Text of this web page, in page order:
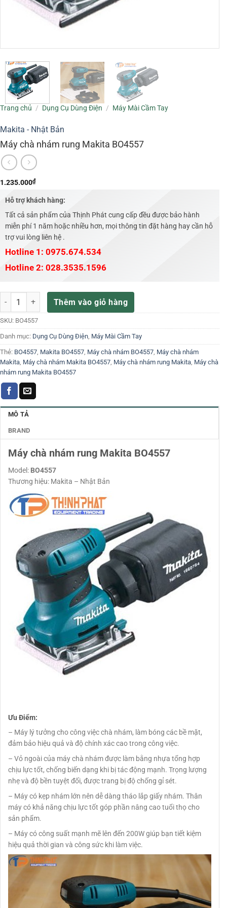
Trang chủ / Dụng Cụ Dùng Điện / Máy Mài Cầm Tay
Makita - Nhật Bản
Máy chà nhám rung Makita BO4557
1.235.000₫
Hỗ trợ khách hàng:
Tất cả sản phẩm của Thịnh Phát cung cấp đều được bảo hành
miễn phí 1 năm hoặc nhiều hơn, mọi thông tin đặt hàng hay cần hỗ
trợ vui lòng liên hệ .
Hotline 1: 0975.674.534
Hotline 2: 028.3535.1596
Máy chà nhám rung Makita BO4557 số lượng
Thêm vào giỏ hàng
SKU: BO4557
Danh mục: Dụng Cụ Dùng Điện, Máy Mài Cầm Tay
Thẻ: BO4557, Makita BO4557, Máy chà nhám BO4557, Máy chà nhám
Makita, Máy chà nhám Makita BO4557, Máy chà nhám rung Makita, Máy chà
nhám rung Makita BO4557
MÔ TẢ
BRAND
Máy chà nhám rung Makita BO4557
Model: BO4557
Thương hiệu: Makita – Nhật Bản
Ưu Điểm:
– Máy lý tưởng cho công việc chà nhám, làm bóng các bề mặt,
đảm bảo hiệu quả và độ chính xác cao trong công việc.
– Vỏ ngoài của máy chà nhám được làm bằng nhựa tổng hợp
chịu lực tốt, chống biến dạng khi bị tác động mạnh. Trọng lượng
nhẹ và độ bền tuyệt đối, được trang bị độ chống gỉ sét.
– Máy có kẹp nhám lớn nên dễ dàng tháo lắp giấy nhám. Thân
máy có khả năng chịu lực tốt góp phần nâng cao tuổi thọ cho
sản phẩm.
– Máy có công suất mạnh mẽ lên đến 200W giúp bạn tiết kiệm
hiệu quả thời gian và công sức khi làm việc.